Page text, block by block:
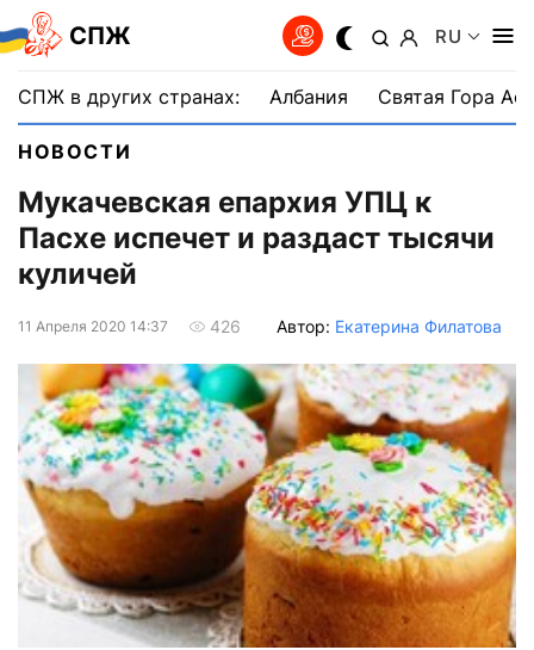
СПЖ RU
СПЖ в других странах: Албания Святая Гора
НОВОСТИ
Мукачевская епархия УПЦ к
Пасхе испечет и раздаст тысячи
куличей
11 Апреля 2020 14:37 426 Автор: Екатерина Филатова